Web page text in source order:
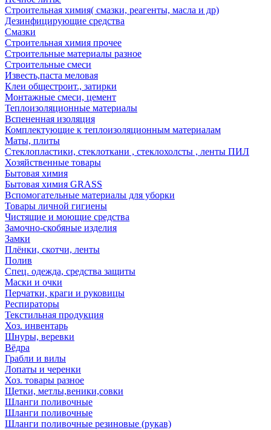
Строительная химия( смазки, реагенты, масла и др)
Дезинфицирующие средства
Смазки
Строительная химия прочее
Строительные материалы разное
Строительные смеси
Известь,паста меловая
Клеи общестроит., затирки
Монтажные смеси, цемент
Теплоизоляционные материалы
Вспененная изоляция
Комплектующие к теплоизоляционным материалам
Маты, плиты
Стеклопластики, стеклоткани , стеклохолсты , ленты ПИЛ
Хозяйственные товары
Бытовая химия
Бытовая химия GRASS
Вспомогательные материалы для уборки
Товары личной гигиены
Чистящие и моющие средства
Замочно-скобяные изделия
Замки
Плёнки, скотчи, ленты
Полив
Спец. одежда, средства защиты
Маски и очки
Перчатки, краги и руковицы
Респираторы
Текстильная продукция
Хоз. инвентарь
Шнуры, веревки
Вёдра
Грабли и вилы
Лопаты и черенки
Хоз. товары разное
Щетки, метлы,веники,совки
Шланги поливочные
Шланги поливочные
Шланги поливочные резиновые (рукав)